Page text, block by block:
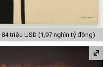
triệu USD (1,97 nghìn tỷ đồng)